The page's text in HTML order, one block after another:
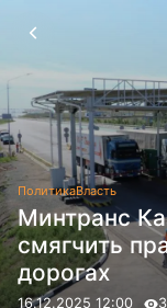
ПолитикаВласть
Минтранс
смягчить
дорогах
16.12.2025 12:00